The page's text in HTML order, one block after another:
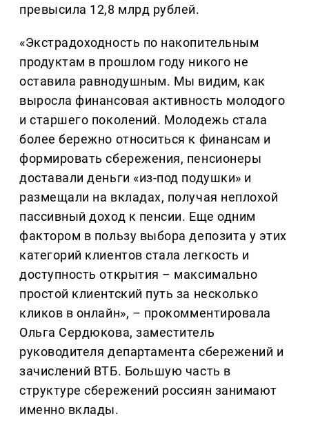
превысила 12,8 млрд рублей.
«Экстрадоходность по накопительным
продуктам в прошлом году никого не
оставила равнодушным. Мы видим, как
выросла финансовая активность молодого
и старшего поколений. Молодежь стала
более бережно относиться к финансам и
формировать сбережения, пенсионеры
доставали деньги «из-под подушки» и
размещали на вкладах, получая неплохой
пассивный доход к пенсии. Еще одним
фактором в пользу выбора депозита у этих
категорий клиентов стала легкость и
доступность открытия – максимально
простой клиентский путь за несколько
кликов в онлайн», – прокомментировала
Ольга Сердюкова, заместитель
руководителя департамента сбережений и
зачислений ВТБ. Большую часть в
структуре сбережений россиян занимают
именно вклады.